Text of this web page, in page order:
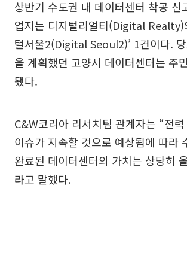
상반기 수도권 내 데이터센터 착공 신
업지는 디지털리얼티(Digital Realty)
털서울2(Digital Seoul2)’ 1건이다.
을 계획했던 고양시 데이터센터는 주
됐다.
C&W코리아 리서치팀 관계자는 “전
이슈가 지속할 것으로 예상됨에 따라
완료된 데이터센터의 가치는 상당히
라고 말했다.